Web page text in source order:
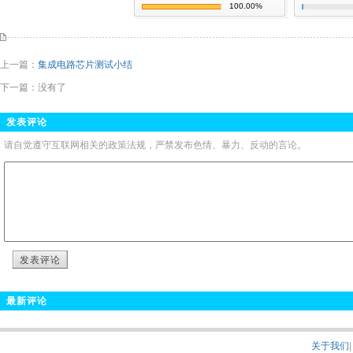
100.00%
上一篇： 集成电路芯片测试小结
下一篇：没有了
发表评论
请自觉遵守互联网相关的政策法规，严禁发布色情、暴力、反动的言论。
发表评论
最新评论
关于我们